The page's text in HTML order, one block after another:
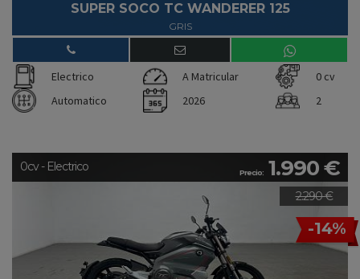
SUPER SOCO TC WANDERER 125
GRIS
Electrico A Matricular
0 cv
Automatico
2026 2
Precio: 1.990 €
2.290 €
-14%
0cv - Electrico